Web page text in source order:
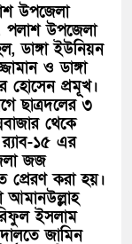
উপজেলা
পলাশ উপজেলা
ডাঙ্গা ইউনিয়ন
ও ডাঙ্গা
হোসেন প্রমূখ।
ছাত্রদলের ৩
থেকে
র‍্যাব-১৫ এর
জজ
প্রেরণ করা হয়।
আমানউল্লাহ
ইসলাম
জামিন